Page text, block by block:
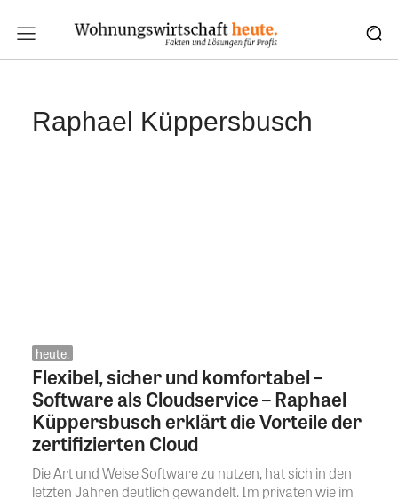
Raphael Küppersbusch
heute.
Flexibel, sicher und komfortabel –
Software als Cloudservice – Raphael
Küppersbusch erklärt die Vorteile der
zertifizierten Cloud
Die Art und Weise Software zu nutzen, hat sich in den
letzten Jahren deutlich gewandelt. Im privaten wie im